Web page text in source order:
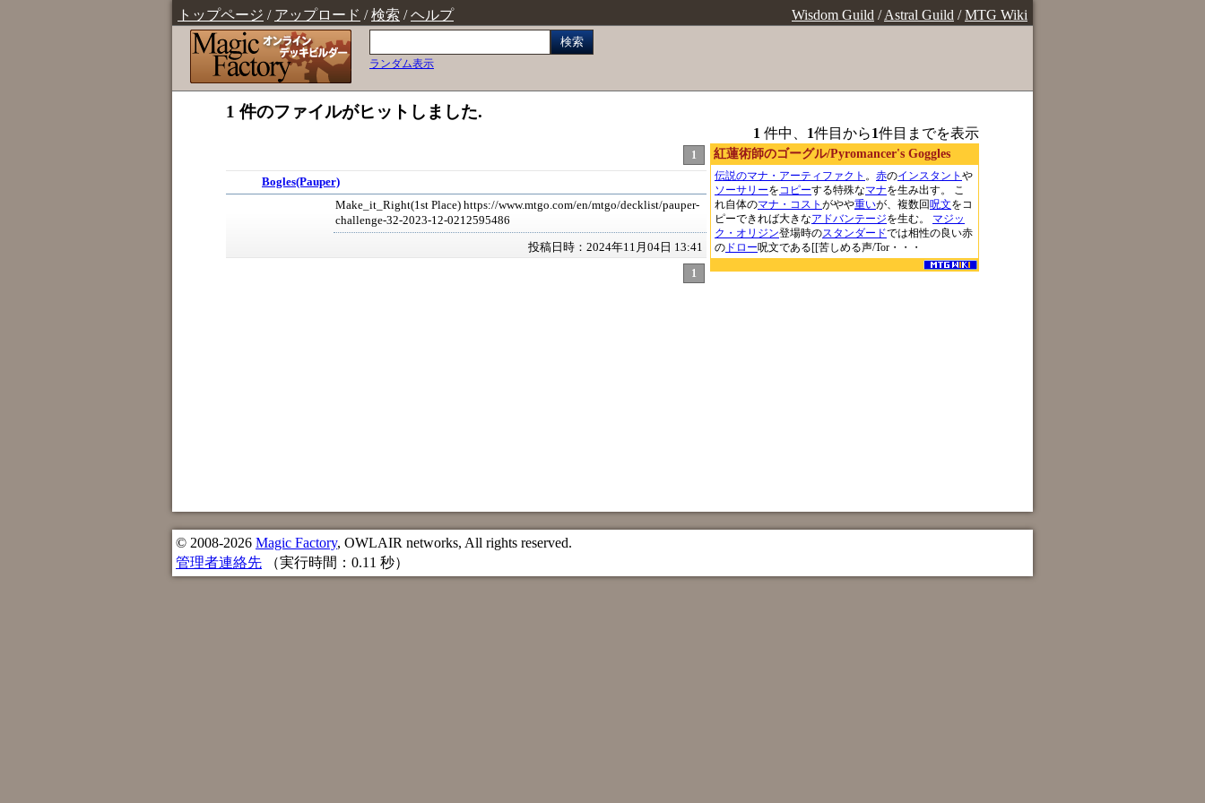
トップページ / アップロード /検索 /ヘルプ Wisdom Guild /Astral Guild /MTG Wiki
検索
ランダム表示
1 件のファイルがヒットしました.
1 件中、 1件目から1件目までを表示
紅蓮術師のゴーグル/Pyromancer's Goggles
伝説のマナ・アーティファクト 。 赤のインスタント や
ソーサリーをコピーする特殊なマナを生み出す。 こ
れ自体のマナ・コスト がやや重いが、複数回呪文をコ
ピーできれば大きなアドバンテージを生む。 マジッ
ク・オリジン登場時のスタンダードでは相性の良い赤
の ドロー呪文である[[苦しめる声/Tor・・・
1
Bogles(Pauper)
Make_it_Right(1st Place) https://www.mtgo.com/en/mtgo/decklist/pauper-
challenge-32-2023-12-0212595486
投稿日時：2024年11月04日 13:41
1
© 2008-2026 Magic Factory, OWLAIR networks, All rights reserved.
管理者連絡先 （実行時間：0.11 秒）